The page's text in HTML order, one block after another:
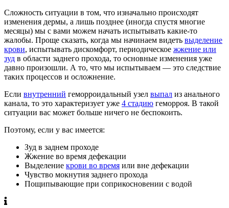
Сложность ситуации в том, что изначально происходят
изменения дермы, а лишь позднее (иногда спустя многие
месяцы) мы с вами можем начать испытывать какие-то
жалобы. Проще сказать, когда мы начинаем видеть выделение
крови, испытывать дискомфорт, периодическое жжение или
зуд в области заднего прохода, то основные изменения уже
давно произошли. А то, что мы испытываем — это следствие
таких процессов и осложнение.
Если внутренний геморроидальный узел выпал из анального
канала, то это характеризует уже 4 стадию геморроя. В такой
ситуации вас может больше ничего не беспокоить.
Поэтому, если у вас имеется:
Зуд в заднем проходе
Жжение во время дефекации
Выделение крови во время или вне дефекации
Чувство мокнутия заднего прохода
Пощипывающие при соприкосновении с водой